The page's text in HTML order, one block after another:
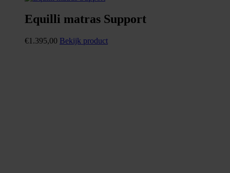
Equilli matras Support
€1.395,00 Bekijk product